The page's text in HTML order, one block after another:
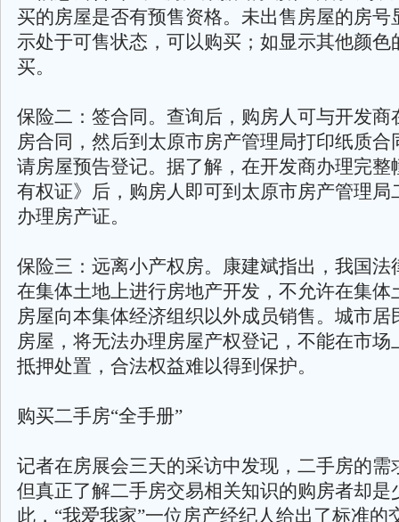
买的房屋是否有预售资格。未出售房屋的房号
示处于可售状态，可以购买；如显示其他颜色
买。
保险二：签合同。查询后，购房人可与开发商
房合同，然后到太原市房产管理局打印纸质合
请房屋预告登记。据了解，在开发商办理完整
有权证》后，购房人即可到太原市房产管理局
办理房产证。
保险三：远离小产权房。康建斌指出，我国法
在集体土地上进行房地产开发，不允许在集体
房屋向本集体经济组织以外成员销售。城市居
房屋，将无法办理房屋产权登记，不能在市场
抵押处置，合法权益难以得到保护。
购买二手房“全手册”
记者在房展会三天的采访中发现，二手房的需
但真正了解二手房交易相关知识的购房者却是
此，“我爱我家”一位房产经纪人给出了标准的